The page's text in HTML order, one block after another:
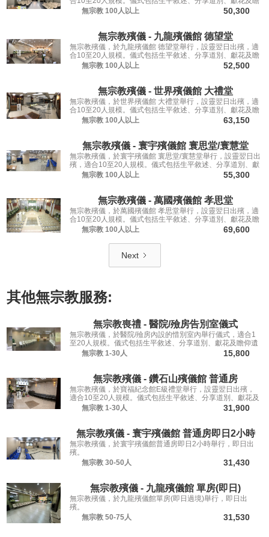
仰遺容，讓親友從容道別。
無宗教 100人以上 50,300
無宗教殯儀 - 九龍殯儀館 德望堂
無宗教殯儀，於九龍殯儀館 德望堂舉行，設靈翌日出殯，適
合10至20人規模。儀式包括生平敘述、分享道別、獻花及瞻
仰遺容，讓親友從容道別。
無宗教 100人以上 52,500
無宗教殯儀 - 世界殯儀館 大禮堂
無宗教殯儀，於世界殯儀館 大禮堂舉行，設靈翌日出殯，適
合10至20人規模。儀式包括生平敘述、分享道別、獻花及瞻
仰遺容，讓親友從容道別。
無宗教 100人以上 63,150
無宗教殯儀 - 寰宇殯儀館 寰思堂/寰慧堂
無宗教殯儀，於寰宇殯儀館 寰思堂/寰慧堂舉行，設靈翌日出
殯，適合10至20人規模。儀式包括生平敘述、分享道別、獻
花及瞻仰遺容，讓親友從容道別。
無宗教 100人以上 55,300
無宗教殯儀 - 萬國殯儀館 孝思堂
無宗教殯儀，於萬國殯儀館 孝思堂舉行，設靈翌日出殯，適
合10至20人規模。儀式包括生平敘述、分享道別、獻花及瞻
仰遺容，讓親友從容道別。
無宗教 100人以上 69,600
Next
其他無宗教服務:
無宗教喪禮 - 醫院/殮房告別室儀式
無宗教殯儀，於醫院/殮房內設的惜別室內舉行儀式，適合1
至20人規模。儀式包括生平敘述、分享道別、獻花及瞻仰遺
容，讓親友從容道別。
無宗教 1-30人 15,800
無宗教殯儀 - 鑽石山殯儀館 普通房
無宗教殯儀，於寶福紀念館E級禮堂舉行，設靈翌日出殯，
適合10至20人規模。儀式包括生平敘述、分享道別、獻花及
瞻仰遺容，讓親友從容道別。
無宗教 1-30人 31,900
無宗教殯儀 - 寰宇殯儀館 普通房即日2小時
無宗教殯儀，於寰宇殯儀館普通房即日2小時舉行，即日出
殯。
無宗教 30-50人 31,430
無宗教殯儀 - 九龍殯儀館 單房(即日)
無宗教殯儀，於九龍殯儀館單房(即日過境)舉行，即日出
殯。
無宗教 50-75人 31,530